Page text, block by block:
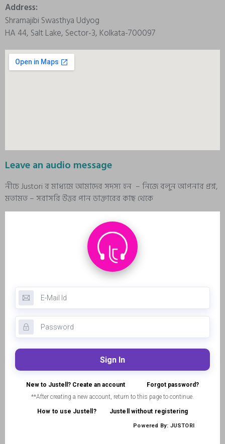
Address:
Shramajibi Swasthya Udyog
HA 44, Salt Lake, Sector-3, Kolkata-700097
Leave an audio message
নীচে Justori র মাধ্যমে আমাদের সদস্য হন – নিজে বলুন আপনার প্রশ্ন,
মতামত – সরাসরি উত্তর পান ডাক্তারের কাছ থেকে